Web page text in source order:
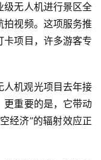
级无人机进行景区全
拍视频。这项服务推
卡项目，许多游客专
人机观光项目去年接
更重要的是，它带动
经济”的辐射效应正